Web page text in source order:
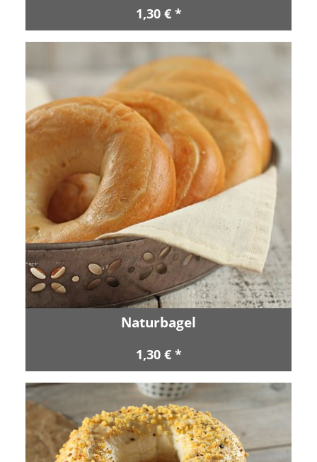
1,30 € *
Naturbagel
1,30 € *